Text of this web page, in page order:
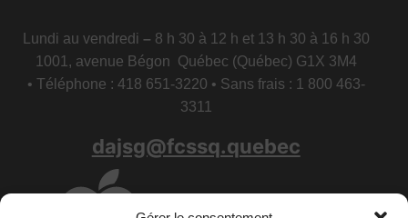
Lundi au vendredi – 8 h 30 à 12 h et 13 h 30 à 16 h 30
1001, avenue Bégon Québec (Québec) G1X 3M4
• Téléphone : 418 651-3220 • Sans frais : 1 800 463-
3311
dajsg@fcssq.quebec